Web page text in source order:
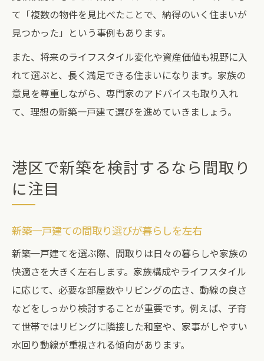
て「複数の物件を見比べたことで、納得のいく住まいが
見つかった」という事例もあります。
また、将来のライフスタイル変化や資産価値も視野に入
れて選ぶと、長く満足できる住まいになります。家族の
意見を尊重しながら、専門家のアドバイスも取り入れ
て、理想の新築一戸建て選びを進めていきましょう。
港区で新築を検討するなら間取り
に注目
新築一戸建ての間取り選びが暮らしを左右
新築一戸建てを選ぶ際、間取りは日々の暮らしや家族の
快適さを大きく左右します。家族構成やライフスタイル
に応じて、必要な部屋数やリビングの広さ、動線の良さ
などをしっかり検討することが重要です。例えば、子育
て世帯ではリビングに隣接した和室や、家事がしやすい
水回り動線が重視される傾向があります。